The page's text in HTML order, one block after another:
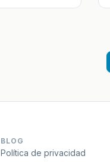
BLOG
Política de privacidad